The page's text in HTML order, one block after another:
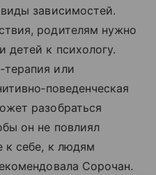
зависимостей.
родителям нужно
детей к психологу.
или
разобраться
он не повлиял
к себе, к людям
Сорочан.